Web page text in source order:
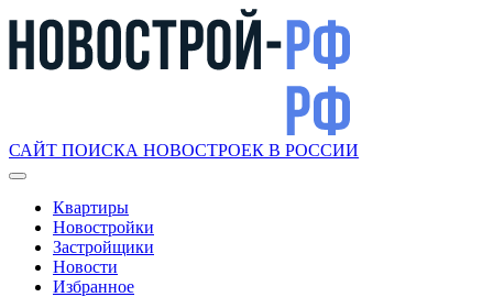
САЙТ ПОИСКА НОВОСТРОЕК В РОССИИ
Квартиры
Новостройки
Застройщики
Новости
Избранное